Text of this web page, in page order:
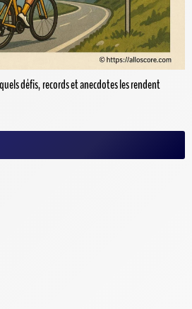
défis, records et anecdotes les rendent